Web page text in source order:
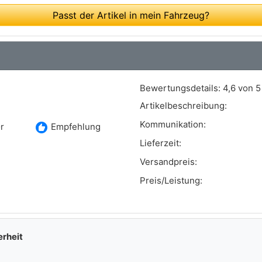
Art.-Nr.: FK-1110G
Passt der Artikel in mein Fahrzeug?
recommend Empfehlung
Bewertungsdetails: 4,6 von 5
Artikelbeschreibung:
Kommunikation:
Lieferzeit:
Versandpreis:
Preis/Leistung: